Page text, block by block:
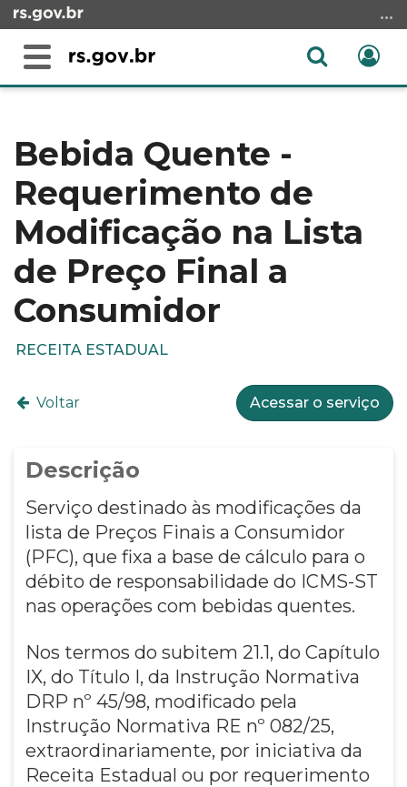
para
conteúdo
menu
para
busca
Alterna
Abrir
conteúdo
Bebida Quente -
Requerimento de
Modificação na Lista
de Preço Final a
Consumidor
RECEITA ESTADUAL
Voltar Acessar o serviço
Descrição
Serviço destinado às modificações da
lista de Preços Finais a Consumidor
(PFC), que fixa a base de cálculo para o
débito de responsabilidade do ICMS-ST
nas operações com bebidas quentes.
Nos termos do subitem 21.1, do Capítulo
IX, do Título I, da Instrução Normativa
DRP nº 45/98, modificado pela
Instrução Normativa RE nº 082/25,
extraordinariamente, por iniciativa da
Receita Estadual ou por requerimento